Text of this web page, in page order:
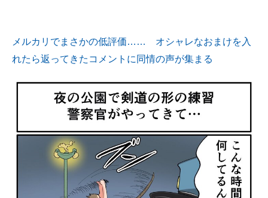
メルカリでまさかの低評価…… オシャレなおまけを入
れたら返ってきたコメントに同情の声が集まる